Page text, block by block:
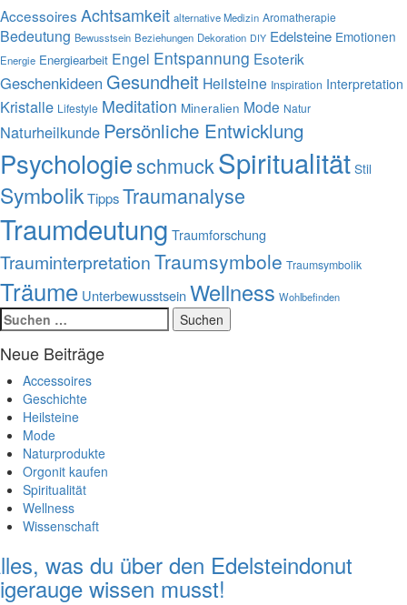
Accessoires Achtsamkeit alternative Medizin Aromatherapie
Bedeutung Bewusstsein Beziehungen Dekoration DIY Edelsteine Emotionen
Energie Energiearbeit Engel Entspannung Esoterik
Geschenkideen Gesundheit Heilsteine Inspiration Interpretation
Kristalle Lifestyle Meditation Mineralien Mode Natur
Naturheilkunde Persönliche Entwicklung
PsychologieschmuckSpiritualität Stil
SymbolikTippsTraumanalyse
Traumdeutung Traumforschung
TrauminterpretationTraumsymbole Traumsymbolik
Träume UnterbewusstseinWellness Wohlbefinden
Suchen
nach:
Neue Beiträge
Accessoires
Geschichte
Heilsteine
Mode
Naturprodukte
Orgonit kaufen
Spiritualität
Wellness
Wissenschaft
was du über den Edelsteindonut
wissen musst!